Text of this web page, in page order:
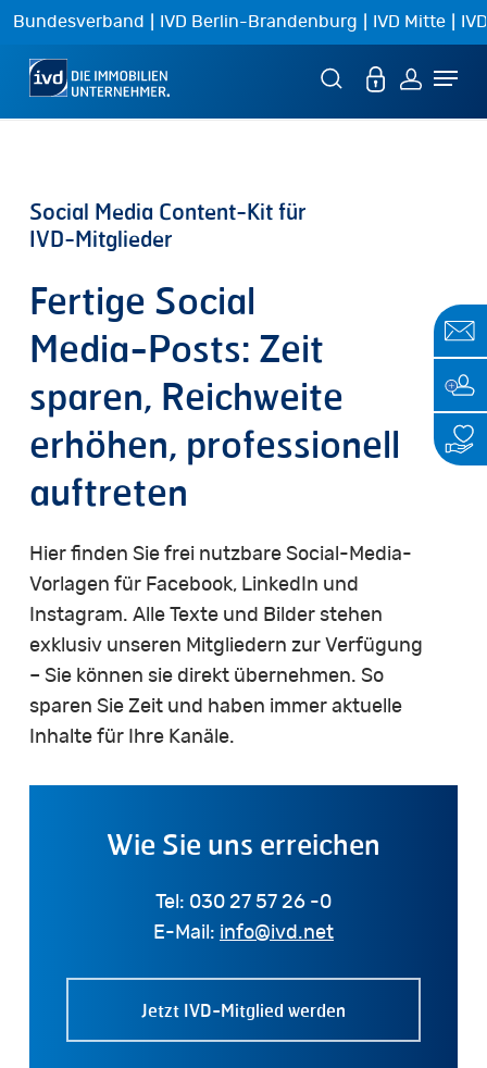
Skip
main
Bundesverband | IVD Berlin-Brandenburg | IVD Mitte |
Social Media Content-Kit für
IVD-Mitglieder
Fertige Social
Media-Posts: Zeit
sparen, Reichweite
erhöhen, professionell
auftreten
Hier finden Sie frei nutzbare Social-Media-
Vorlagen für Facebook, LinkedIn und
Instagram. Alle Texte und Bilder stehen
exklusiv unseren Mitgliedern zur Verfügung
– Sie können sie direkt übernehmen. So
sparen Sie Zeit und haben immer aktuelle
Inhalte für Ihre Kanäle.
Wie Sie uns erreichen
Tel: 030 27 57 26 -0
E-Mail: info@ivd.net
Jetzt IVD-Mitglied werden